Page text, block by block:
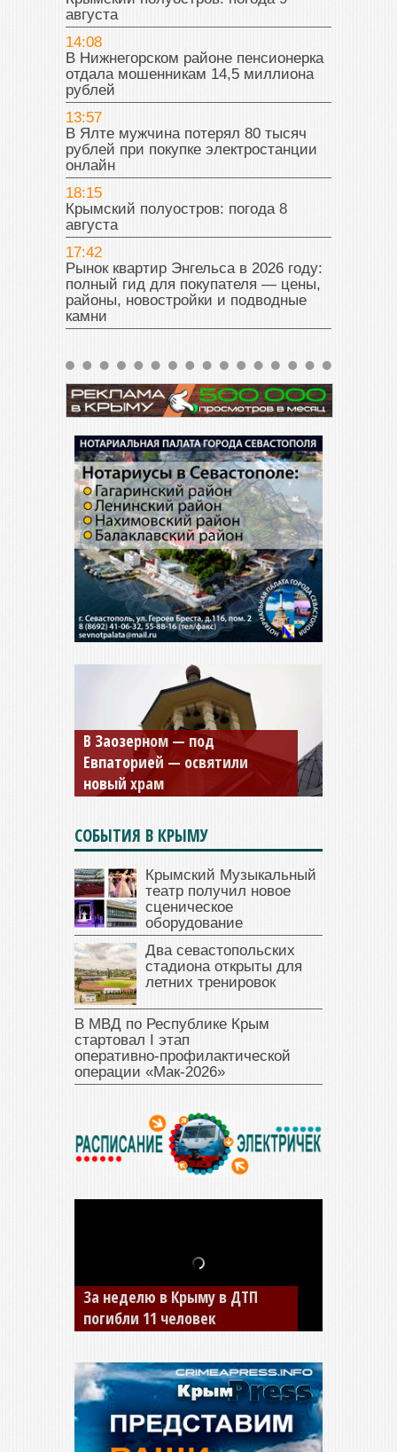
августа
14:08
В Нижнегорском районе пенсионерка
отдала мошенникам 14,5 миллиона
рублей
13:57
В Ялте мужчина потерял 80 тысяч
рублей при покупке электростанции
онлайн
18:15
Крымский полуостров: погода 8
августа
17:42
Рынок квартир Энгельса в 2026 году:
полный гид для покупателя — цены,
районы, новостройки и подводные
камни
Мужской монастырь Косьмы
и Дамиана в Крыму вновь
открыт для посещения
СОБЫТИЯ В КРЫМУ
Крымский Музыкальный
театр получил новое
сценическое
оборудование
Два севастопольских
стадиона открыты для
летних тренировок
В МВД по Республике Крым
стартовал I этап
оперативно‑профилактической
операции «Мак‑2026»
В Джанкое водитель ВАЗа
сбил двух детей на «зебре»